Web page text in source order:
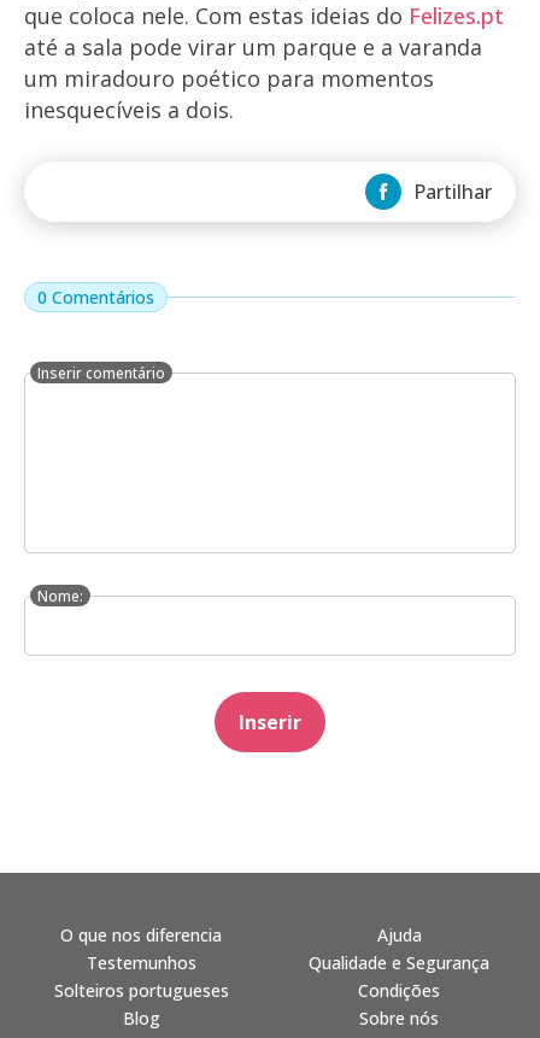
que coloca nele. Com estas ideias do Felizes.pt
até a sala pode virar um parque e a varanda
um miradouro poético para momentos
inesquecíveis a dois.
Partilhar
0 Comentários
Inserir comentário
Nome:
Inserir
O que nos diferencia
Testemunhos
Solteiros portugueses
Blog
Ajuda
Qualidade e Segurança
Condições
Sobre nós